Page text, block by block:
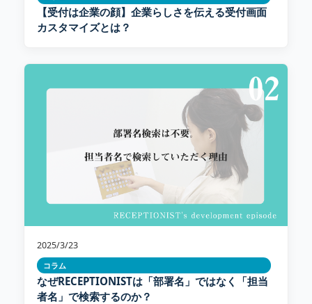
【受付は企業の顔】企業らしさを伝える受付画面
カスタマイズとは？
2025/3/23
コラム
なぜRECEPTIONISTは「部署名」ではなく「担当
者名」で検索するのか？